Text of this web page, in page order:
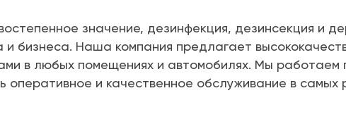
значение, дезинфекция, дезинсекция и
бизнеса. Наша компания предлагает
в любых помещениях и автомобилях. Мы работаем
и качественное обслуживание в самых